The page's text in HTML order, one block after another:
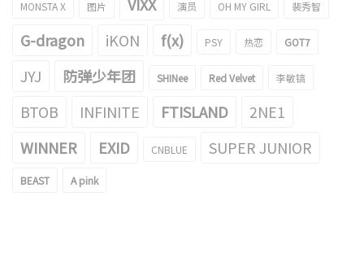
MONSTA X 图片 VIXX 演员 OH MY GIRL 裴秀智
G-dragon iKON f(x) PSY 热恋 GOT7
JYJ 防弹少年团 SHINee Red Velvet 李敏镐
BTOB INFINITE FTISLAND
2NE1
WINNER
EXID CNBLUE SUPER JUNIOR
BEAST A pink